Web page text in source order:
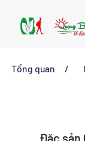
Skip to main
Tổng quan
Đặc sản